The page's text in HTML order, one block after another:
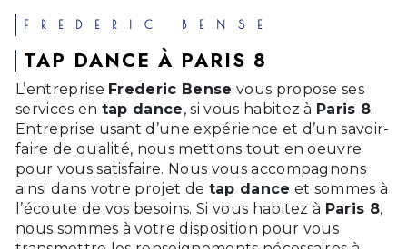
FREDERIC BENSE
TAP DANCE À PARIS 8
L’entreprise Frederic Bense vous propose ses
services en tap dance, si vous habitez à Paris 8.
Entreprise usant d’une expérience et d’un savoir-
faire de qualité, nous mettons tout en oeuvre
pour vous satisfaire. Nous vous accompagnons
ainsi dans votre projet de tap dance et sommes à
l’écoute de vos besoins. Si vous habitez à Paris 8,
nous sommes à votre disposition pour vous